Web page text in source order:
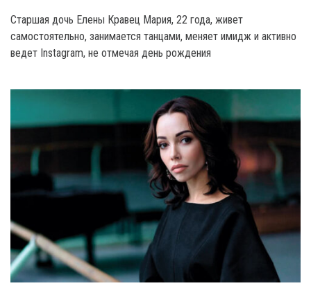
Старшая дочь Елены Кравец Мария, 22 года, живет
самостоятельно, занимается танцами, меняет имидж и активно
ведет Instagram, не отмечая день рождения